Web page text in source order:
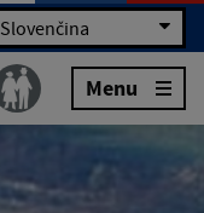
Slovenčina
Menu